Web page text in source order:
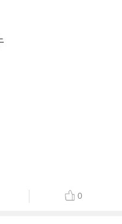
0